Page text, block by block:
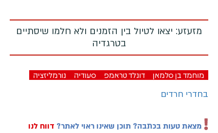
מזעזע: יצאו לטיול בין הזמנים ולא חלמו שיסתיים
בטרגדיה
מוחמד בן סלמאן דונלד טראמפ סעודיה נורמליזציה
בחדרי חרדים
מצאת טעות בכתבה? תוכן שאינו ראוי לאתר? דווח לנו